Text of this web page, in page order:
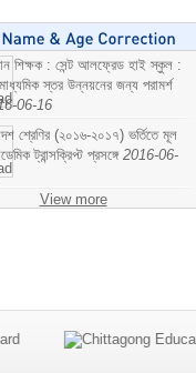
শিক্ষক : সেন্ট আলফ্রেড হাই স্কুল :
স্তর উন্নয়নের জন্য পরামর্শ
06-16
শ্রেণির (২০১৬-২০১৭) ভর্তিতে মূল
ট্রান্সক্রিপ্ট প্রসঙ্গে 2016-06-
View more